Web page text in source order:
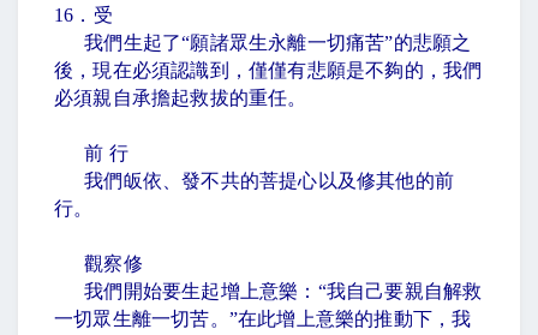
16 ．受
我們生起了“願諸眾生永離一切痛苦”的悲願之
後，現在必須認識到，僅僅有悲願是不夠的，我們
必須親自承擔起救拔的重任。
前 行
我們皈依、發不共的菩提心以及修其他的前
行。
觀察修
我們開始要生起增上意樂： “我自己要親自解救
一切眾生離一切苦。 ”在此增上意樂的推動下，我